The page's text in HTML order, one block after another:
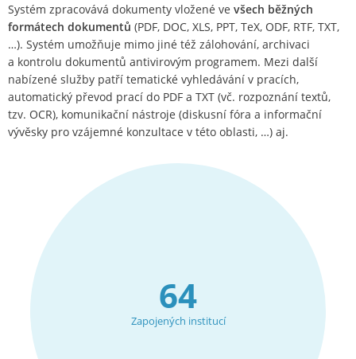
Systém zpracovává dokumenty vložené ve všech běžných
formátech dokumentů (PDF, DOC, XLS, PPT, TeX, ODF, RTF, TXT,
…). Systém umožňuje mimo jiné též zálohování, archivaci
a kontrolu dokumentů antivirovým programem. Mezi další
nabízené služby patří tematické vyhledávání v pracích,
automatický převod prací do PDF a TXT (vč. rozpoznání textů,
tzv. OCR), komunikační nástroje (diskusní fóra a informační
vývěsky pro vzájemné konzultace v této oblasti, …) aj.
64
Zapojených institucí